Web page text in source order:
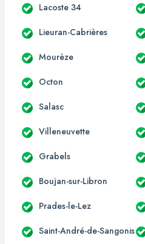
Lacoste 34
Lieuran-Cabrières
Mourèze
Octon
Salasc
Villeneuvette
Grabels
Boujan-sur-Libron
Prades-le-Lez
Saint-André-de-Sangonis